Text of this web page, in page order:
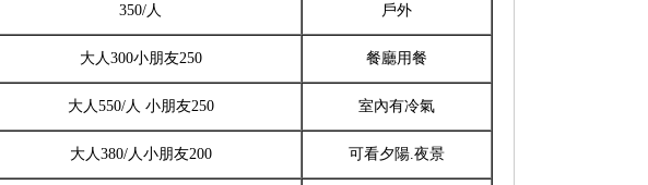
350/人 戶外
大人300小朋友250 餐廳用餐
大人550/人 小朋友250 室內有冷氣
大人380/人小朋友200 可看夕陽.夜景